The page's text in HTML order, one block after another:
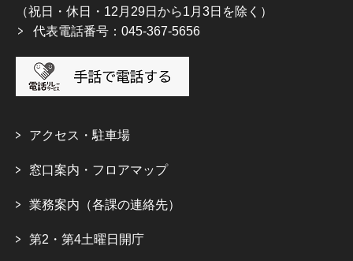
（祝日・休日・12月29日から1月3日を除く）
代表電話番号：045-367-5656
アクセス・駐車場
窓口案内・フロアマップ
業務案内（各課の連絡先）
第2・第4土曜日開庁